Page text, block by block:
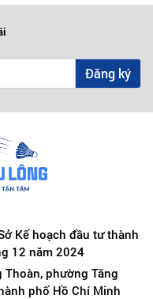
Đăng ký
Kế hoạch đầu tư thành
12 năm 2024
phường Tăng
phố Hồ Chí Minh